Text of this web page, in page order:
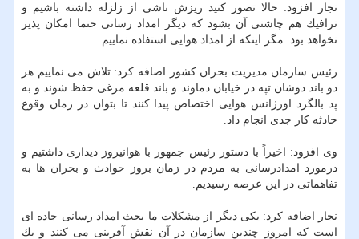
نجار افزود: حالا تصور كنید ریزش ناشی از زلزله داشته باشیم و
ترافیك هم چاشنی آن بشود كه دیگر امداد رسانی حتما امكان پذیر
نخواهد بود. مگر اینكه از امداد هوایی استفاده نماییم.
رئیس سازمان مدیریت بحران كشور اضافه كرد: تلاش می نماییم هر
دو باند دوشان تپه در خیابان دماوند و باند قلعه مرغی حفظ شوند و به
پد بالگرد اورژانس هوایی اختصاص پیدا كنند تا بتوان در زمان وقوع
حادثه كار جدی انجام داد.
وی افزود: اخیراً با دستور رئیس جمهور با هوانیروز دیداری داشتیم و
درمورد امدادرسانی به مردم در زمان بروز حوادث و بحران ها به
تفاهماتی در این عرصه رسیدیم.
نجار اضافه كرد: یكی دیگر از مشكلات ما بحث امداد رسانی جاده ای
است كه امروز چندین سازمان در آن نقش آفرینی می كنند و یك